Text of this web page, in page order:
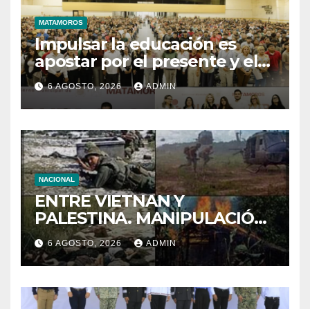
MATAMOROS
Impulsar la educación es
apostar por el presente y el
futuro de Matamoros
6 AGOSTO, 2026 ADMIN
NACIONAL
ENTRE VIETNAN Y
PALESTINA. MANIPULACIÓN
DE IMÁNGES EN LA GUERRA
6 AGOSTO, 2026 ADMIN